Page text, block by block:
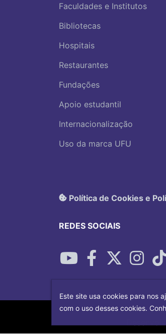
Faculdades e Institutos
Bibliotecas
Hospitais
Restaurantes
Fundações
Apoio estudantil
Internacionalização
Uso da marca UFU
Política de Cookies e
REDES SOCIAIS
Este site usa cookies para nos
com o uso desses cookies.